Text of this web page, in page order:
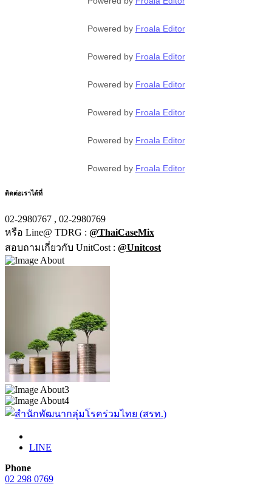
Powered by Froala Editor
Powered by Froala Editor
Powered by Froala Editor
Powered by Froala Editor
Powered by Froala Editor
Powered by Froala Editor
ติดต่อเราได้ที่
02-2980767 , 02-2980769
หรือ Line@ TDRG : @ThaiCaseMix
สอบถามเกี่ยวกับ UnitCost : @Unitcost
LINE
Phone
02 298 0769